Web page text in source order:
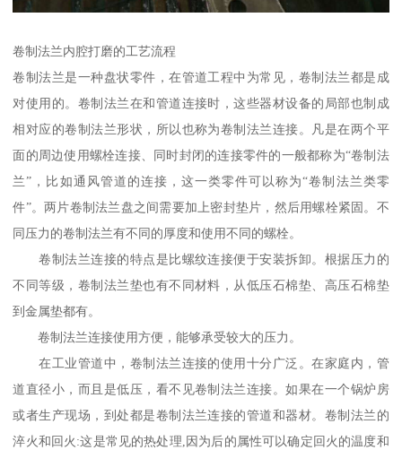
卷制法兰内腔打磨的工艺流程
卷制法兰是一种盘状零件，在管道工程中为常见，卷制法兰都是成
对使用的。卷制法兰在和管道连接时，这些器材设备的局部也制成
相对应的卷制法兰形状，所以也称为卷制法兰连接。凡是在两个平
面的周边使用螺栓连接、同时封闭的连接零件的一般都称为“卷制法
兰”，比如通风管道的连接，这一类零件可以称为“卷制法兰类零
件”。两片卷制法兰盘之间需要加上密封垫片，然后用螺栓紧固。不
同压力的卷制法兰有不同的厚度和使用不同的螺栓。
卷制法兰连接的特点是比螺纹连接便于安装拆卸。根据压力的
不同等级，卷制法兰垫也有不同材料，从低压石棉垫、高压石棉垫
到金属垫都有。
卷制法兰连接使用方便，能够承受较大的压力。
在工业管道中，卷制法兰连接的使用十分广泛。在家庭内，管
道直径小，而且是低压，看不见卷制法兰连接。如果在一个锅炉房
或者生产现场，到处都是卷制法兰连接的管道和器材。卷制法兰的
淬火和回火:这是常见的热处理,因为后的属性可以确定回火的温度和